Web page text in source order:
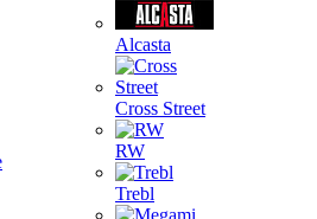
Alcasta
Cross Street
RW
Trebl